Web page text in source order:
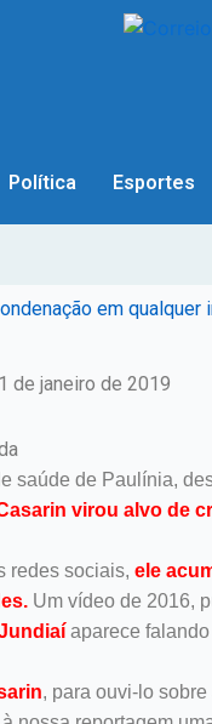
Política Esportes
em
de janeiro de 2019
saúde de Paulínia,
virou alvo de
redes sociais, ele
Um vídeo de 2016,
aparece
, para ouvi-lo